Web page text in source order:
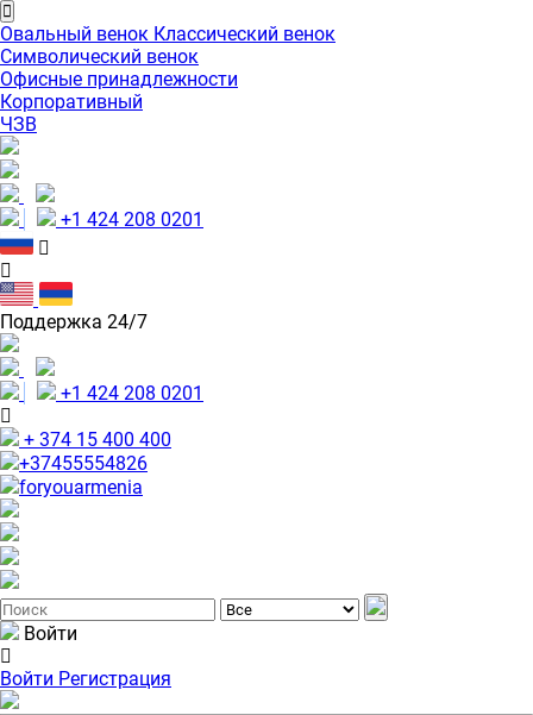
Овальный венок Классический венок
Символический венок
Офисные принадлежности
Корпоративный
ЧЗВ
+1 424 208 0201
Поддержка 24/7
+1 424 208 0201
+ 374 15 400 400
+37455554826
foryouarmenia
Войти
Войти Регистрация